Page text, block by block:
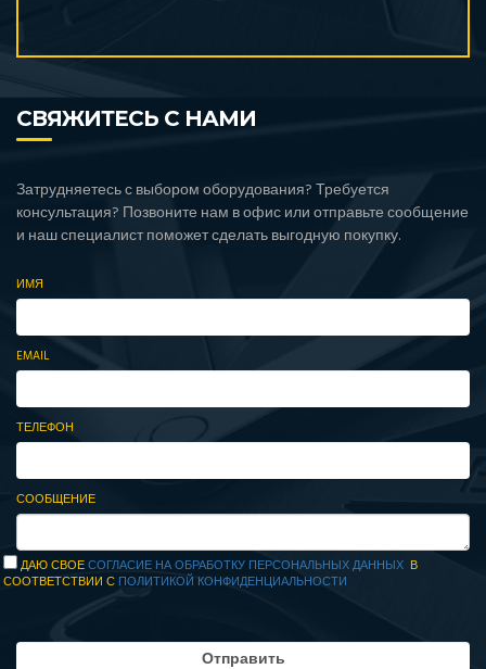
СВЯЖИТЕСЬ С НАМИ
Затрудняетесь с выбором оборудования? Требуется
консультация? Позвоните нам в офис или отправьте сообщение
и наш специалист поможет сделать выгодную покупку.
ИМЯ
EMAIL
ТЕЛЕФОН
СООБЩЕНИЕ
ДАЮ СВОЕСОГЛАСИЕ НА ОБРАБОТКУ ПЕРСОНАЛЬНЫХ ДАННЫХ В
СООТВЕТСТВИИ С ПОЛИТИКОЙ КОНФИДЕНЦИАЛЬНОСТИ